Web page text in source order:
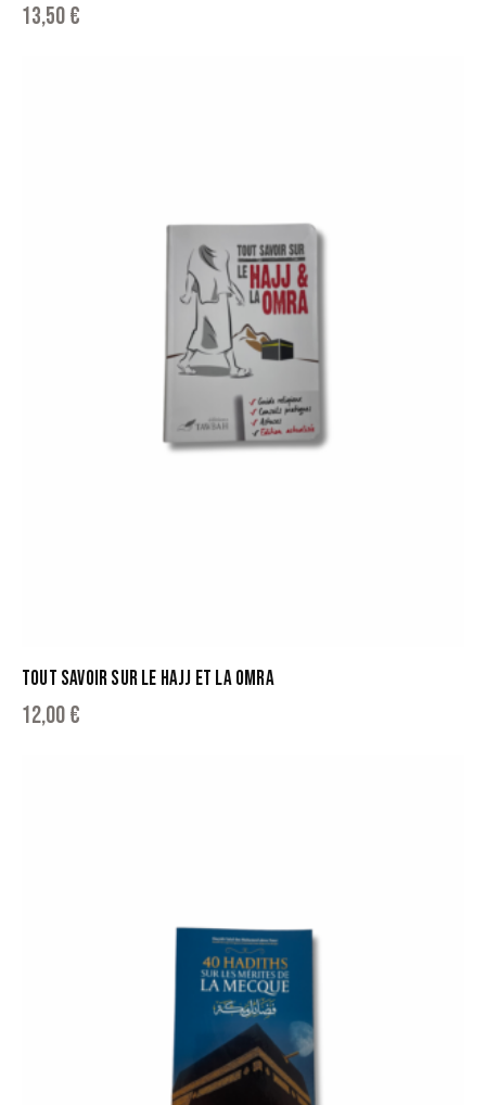
13,50€
TOUT SAVOIR SUR LE HAJJ ET LA OMRA
12,00€